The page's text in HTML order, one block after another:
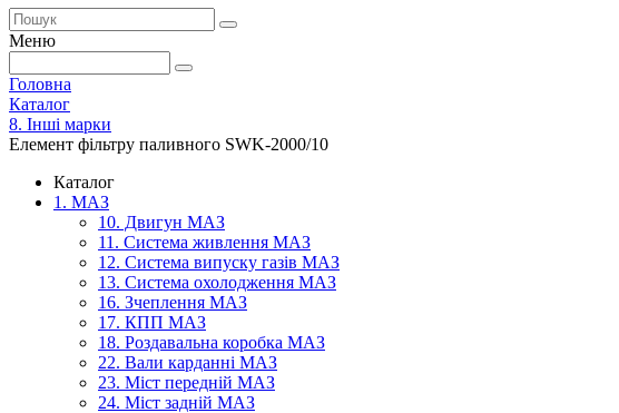
Меню
Головна
Каталог
8. Інші марки
Елемент фільтру паливного SWK-2000/10
Каталог
1. МАЗ
10. Двигун МАЗ
11. Система живлення МАЗ
12. Система випуску газів МАЗ
13. Система охолодження МАЗ
16. Зчеплення МАЗ
17. КПП МАЗ
18. Роздавальна коробка МАЗ
22. Вали карданні МАЗ
23. Міст передній МАЗ
24. Міст задній МАЗ